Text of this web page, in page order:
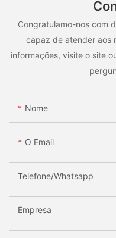
Congratulamo-nos com
capaz de atender aos
informações, visite o site
Nome
O Email
Telefone/whatsapp
Empresa